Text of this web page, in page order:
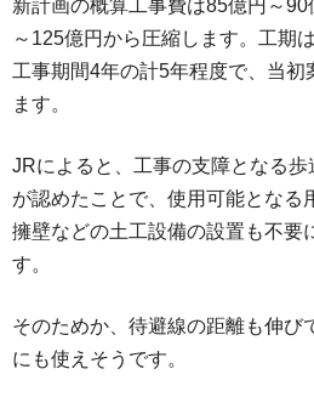
新計画の概算工事費は85億円～
～125億円から圧縮します。工期
工事期間4年の計5年程度で、当初
ます。
JRによると、工事の支障となる
が認めたことで、使用可能となる
擁壁などの土工設備の設置も不要
す。
そのためか、待避線の距離も伸び
にも使えそうです。